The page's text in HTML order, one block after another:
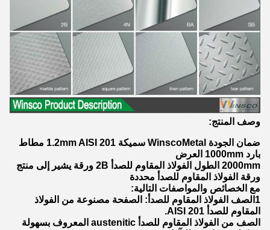
وصف المنتج:
ضمان الجودة WinscoMetal سميكة 1.2mm AISI 201 مطاط
بارد 1000mm العرض
2000mm الطول الفولاذ المقاوم للصدأ 2B ورقة يشير إلى منتج
ورقة الفولاذ المقاوم للصدأ محددة
مع الخصائص والمواصفات التالية:
1الصف الفولاذ المقاوم للصدأ: الصفحة مصنوعة من الفولاذ
المقاوم للصدأ AISI 201.
الصف من الفولاذ المقاوم للصدأ austenitic المعروف بسهولة